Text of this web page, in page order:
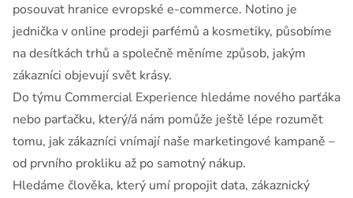
posouvat hranice evropské e-commerce. Notino je
jednička v online prodeji parfémů a kosmetiky, působíme
na desítkách trhů a společně měníme způsob, jakým
zákazníci objevují svět krásy.
Do týmu Commercial Experience hledáme nového parťáka
nebo parťačku, který/á nám pomůže ještě lépe rozumět
tomu, jak zákazníci vnímají naše marketingové kampaně –
od prvního prokliku až po samotný nákup.
Hledáme člověka, který umí propojit data, zákaznický